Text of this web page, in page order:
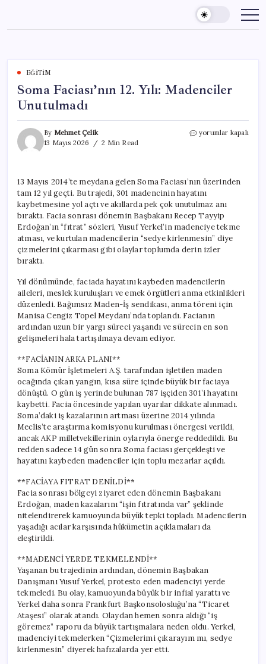
content
EĞITIM
Soma Faciası’nın 12. Yılı: Madenciler
Unutulmadı
By Mehmet Çelik
13 Mayıs 2026
2 Min Read
Soma
Unutulmadı
için
yorumlar kapalı
13 Mayıs 2014’te meydana gelen Soma Faciası’nın üzerinden
tam 12 yıl geçti. Bu trajedi, 301 madencinin hayatını
kaybetmesine yol açtı ve akıllarda pek çok unutulmaz anı
bıraktı. Facia sonrası dönemin Başbakanı Recep Tayyip
Erdoğan’ın “fıtrat” sözleri, Yusuf Yerkel’in madenciye tekme
atması, ve kurtulan madencilerin “sedye kirlenmesin” diye
çizmelerini çıkarması gibi olaylar toplumda derin izler
bıraktı.
Yıl dönümünde, faciada hayatını kaybeden madencilerin
aileleri, meslek kuruluşları ve emek örgütleri anma etkinlikleri
düzenledi. Bağımsız Maden-İş sendikası, anma töreni için
Manisa Cengiz Topel Meydanı’nda toplandı. Facianın
ardından uzun bir yargı süreci yaşandı ve sürecin en son
gelişmeleri hala tartışılmaya devam ediyor.
**FACİANIN ARKA PLANI**
Soma Kömür İşletmeleri A.Ş. tarafından işletilen maden
ocağında çıkan yangın, kısa süre içinde büyük bir faciaya
dönüştü. O gün iş yerinde bulunan 787 işçiden 301’i hayatını
kaybetti. Facia öncesinde yapılan uyarılar dikkate alınmadı.
Soma’daki iş kazalarının artması üzerine 2014 yılında
Meclis’te araştırma komisyonu kurulması önergesi verildi,
ancak AKP milletvekillerinin oylarıyla önerge reddedildi. Bu
redden sadece 14 gün sonra Soma faciası gerçekleşti ve
hayatını kaybeden madenciler için toplu mezarlar açıldı.
**FACİAYA FITRAT DENİLDİ**
Facia sonrası bölgeyi ziyaret eden dönemin Başbakanı
Erdoğan, maden kazalarını “işin fıtratında var” şeklinde
nitelendirerek kamuoyunda büyük tepki topladı. Madencilerin
yaşadığı acılar karşısında hükümetin açıklamaları da
eleştirildi.
**MADENCİ YERDE TEKMELENDİ**
Yaşanan bu trajedinin ardından, dönemin Başbakan
Danışmanı Yusuf Yerkel, protesto eden madenciyi yerde
tekmeledi. Bu olay, kamuoyunda büyük bir infial yarattı ve
Yerkel daha sonra Frankfurt Başkonsolosluğu’na “Ticaret
Ataşesi” olarak atandı. Olaydan hemen sonra aldığı “iş
göremez” raporu da büyük tartışmalara neden oldu. Yerkel,
madenciyi tekmelerken “Çizmelerimi çıkarayım mı, sedye
kirlenmesin” diyerek hafızalarda yer etti.